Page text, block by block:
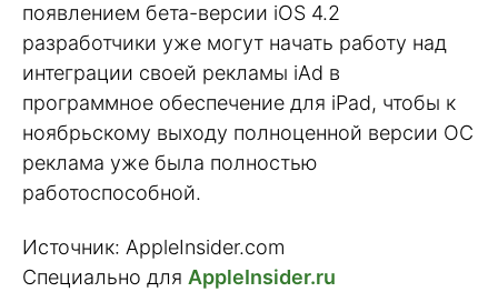
появлением бета-версии iOS 4.2
разработчики уже могут начать работу над
интеграции своей рекламы iAd в
программное обеспечение для iPad, чтобы к
ноябрьскому выходу полноценной версии ОС
реклама уже была полностью
работоспособной.
Источник: AppleInsider.com
Специально для AppleInsider.ru